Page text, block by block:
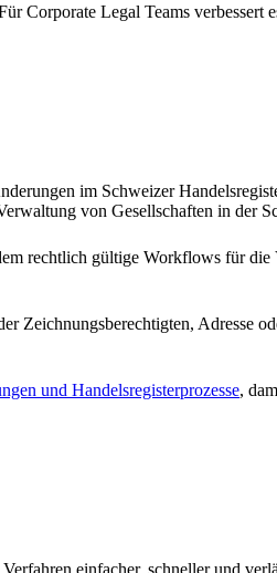
Corporate Legal Teams verbessert
im Schweizer
von Gesellschaften in der
rechtlich gültige Workflows für die
Zeichnungsberechtigten, Adresse
und Handelsregisterprozesse,
einfacher, schneller und